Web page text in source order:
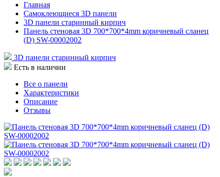
Главная
Самоклеющиеся 3D панели
3D панели старинный кирпич
Панель стеновая 3D 700*700*4mm коричневый сланец
(D) SW-00002002
3D панели старинный кирпич
Есть в наличии
Все о панели
Характеристики
Описание
Отзывы